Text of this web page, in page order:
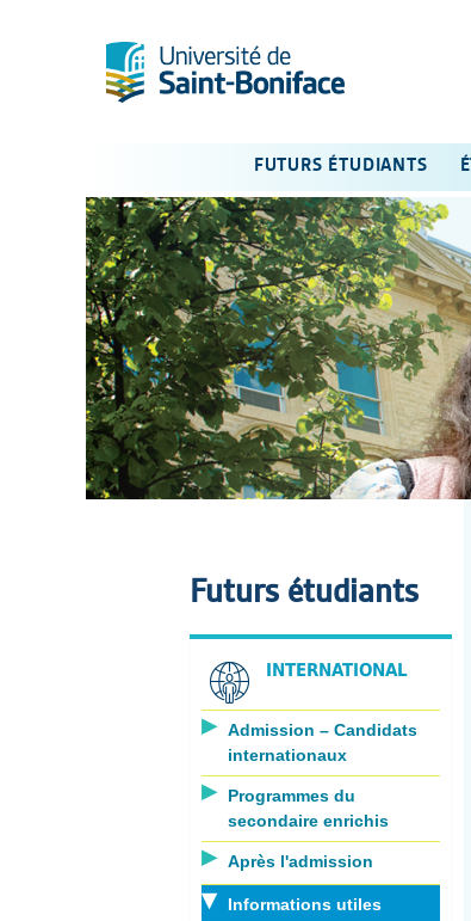
FUTURS ÉTUDIANTS
Futurs étudiants
INTERNATIONAL
Admission – Candidats
internationaux
Programmes du
secondaire enrichis
Après l'admission
Informations utiles